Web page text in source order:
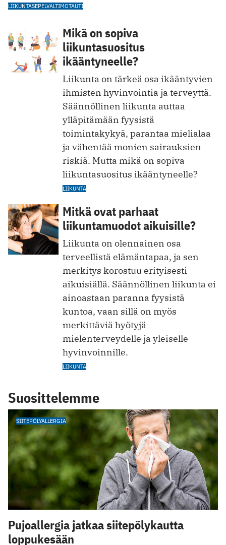
LIIKUNTASEPELVALTIMOTAUTI
Mikä on sopiva
liikuntasuositus
ikääntyneelle?
Liikunta on tärkeä osa ikääntyvien
ihmisten hyvinvointia ja terveyttä.
Säännöllinen liikunta auttaa
ylläpitämään fyysistä
toimintakykyä, parantaa mielialaa
ja vähentää monien sairauksien
riskiä. Mutta mikä on sopiva
liikuntasuositus ikääntyneelle?
LIIKUNTA
Mitkä ovat parhaat
liikuntamuodot aikuisille?
Liikunta on olennainen osa
terveellistä elämäntapaa, ja sen
merkitys korostuu erityisesti
aikuisiällä. Säännöllinen liikunta ei
ainoastaan paranna fyysistä
kuntoa, vaa n sillä on myös
merkittäviä hyötyjä
mielenterveydelle ja yleiselle
hyvinvoinnille.
LIIKUNTA
Suosittelemme
SIITEPÖLYALLERGIA
Pujoallergia jatkaa siitepölykautta
loppukesään